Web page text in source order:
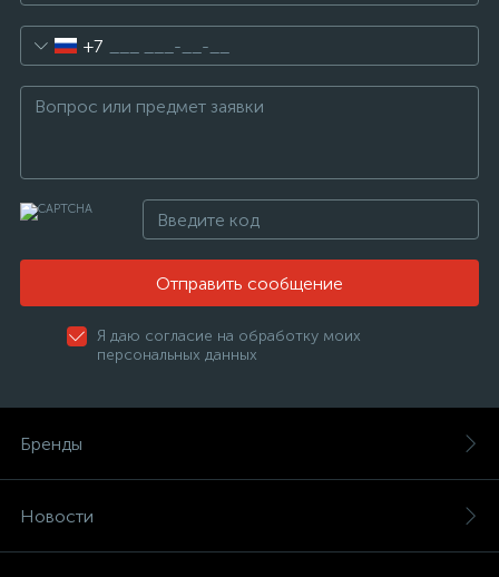
+7
Отправить сообщение
Я даю согласие на обработку моих
персональных данных
Бренды
Новости